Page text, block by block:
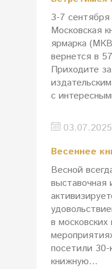
3-7
Московская
ярмарка
вернется в
Приходите
с
03.07.2025
Весеннее
Весной
выставочная
в
посетили
книжную...